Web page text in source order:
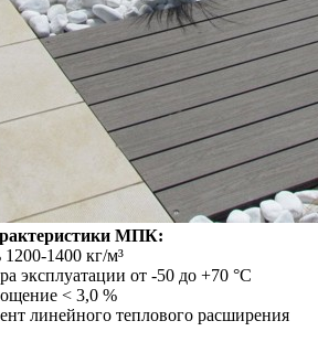
МПК:
1400 кг/м³
эксплуатации от -50 до +70 °С
< 3,0 %
линейного теплового расширения